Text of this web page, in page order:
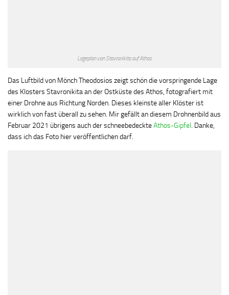
Lageplan von Stavronikita auf Athos
Das Luftbild von Mönch Theodosios zeigt schön die vorspringende Lage
des Klosters Stavronikita an der Ostküste des Athos, fotografiert mit
einer Drohne aus Richtung Norden. Dieses kleinste aller Klöster ist
wirklich von fast überall zu sehen. Mir gefällt an diesem Drohnenbild aus
Februar 2021 übrigens auch der schneebedeckteAthos-Gipfel. Danke,
dass ich das Foto hier veröffentlichen darf.